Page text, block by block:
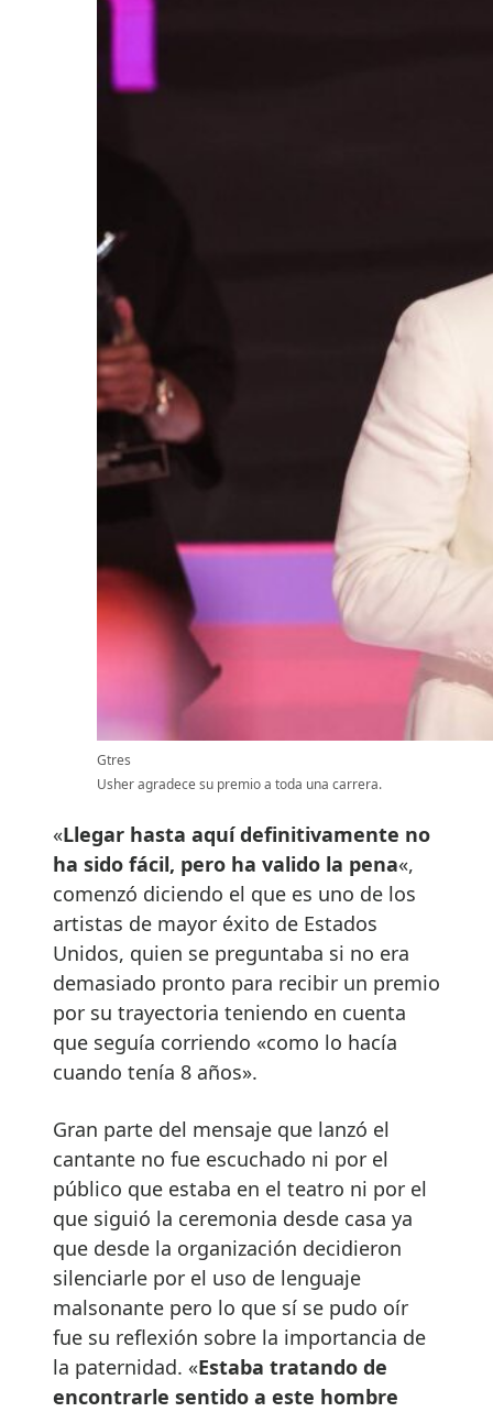
Gtres
Usher agradece su premio a toda una carrera.
«Llegar hasta aquí definitivamente no
ha sido fácil, pero ha valido la pena«,
comenzó diciendo el que es uno de los
artistas de mayor éxito de Estados
Unidos, quien se preguntaba si no era
demasiado pronto para recibir un premio
por su trayectoria teniendo en cuenta
que seguía corriendo «como lo hacía
cuando tenía 8 años».
Gran parte del mensaje que lanzó el
cantante no fue escuchado ni por el
público que estaba en el teatro ni por el
que siguió la ceremonia desde casa ya
que desde la organización decidieron
silenciarle por el uso de lenguaje
malsonante pero lo que sí se pudo oír
fue su reflexión sobre la importancia de
la paternidad. «Estaba tratando de
encontrarle sentido a este hombre